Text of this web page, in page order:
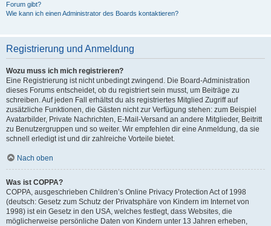
Forum gibt?
Wie kann ich einen Administrator des Boards kontaktieren?
Registrierung und Anmeldung
Wozu muss ich mich registrieren?
Eine Registrierung ist nicht unbedingt zwingend. Die Board-Administration
dieses Forums entscheidet, ob du registriert sein musst, um Beiträge zu
schreiben. Auf jeden Fall erhältst du als registriertes Mitglied Zugriff auf
zusätzliche Funktionen, die Gästen nicht zur Verfügung stehen: zum Beispiel
Avatarbilder, Private Nachrichten, E-Mail-Versand an andere Mitglieder, Beitritt
zu Benutzergruppen und so weiter. Wir empfehlen dir eine Anmeldung, da sie
schnell erledigt ist und dir zahlreiche Vorteile bietet.
Nach oben
Was ist COPPA?
COPPA, ausgeschrieben Children’s Online Privacy Protection Act of 1998
(deutsch: Gesetz zum Schutz der Privatsphäre von Kindern im Internet von
1998) ist ein Gesetz in den USA, welches festlegt, dass Websites, die
möglicherweise persönliche Daten von Kindern unter 13 Jahren erheben,